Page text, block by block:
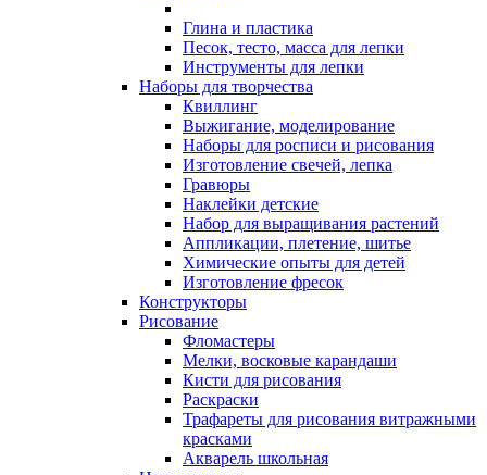
Глина и пластика
Песок, тесто, масса для лепки
Инструменты для лепки
Наборы для творчества
Квиллинг
Выжигание, моделирование
Наборы для росписи и рисования
Изготовление свечей, лепка
Гравюры
Наклейки детские
Набор для выращивания растений
Аппликации, плетение, шитье
Химические опыты для детей
Изготовление фресок
Конструкторы
Рисование
Фломастеры
Мелки, восковые карандаши
Кисти для рисования
Раскраски
Трафареты для рисования витражными
красками
Акварель школьная